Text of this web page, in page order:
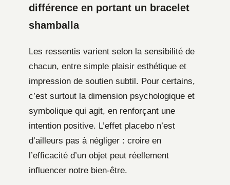
différence en portant un bracelet
shamballa
Les ressentis varient selon la sensibilité de
chacun, entre simple plaisir esthétique et
impression de soutien subtil. Pour certains,
c’est surtout la dimension psychologique et
symbolique qui agit, en renforçant une
intention positive. L’effet placebo n’est
d’ailleurs pas à négliger : croire en
l’efficacité d’un objet peut réellement
influencer notre bien-être.